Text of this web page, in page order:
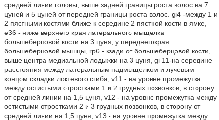
средней линии головы, выше задней границы роста волос на 7
цуней и 5 цуней от передней границы роста волос, gi4 -между 1 и
2 пястными костями ближе к середине 2 пястной кости в ямке,
е36 - ниже верхнего края латерального мыщелка
большеберцовой кости на 3 цуня, у переднегокрая
большеберцовой мышцы, rp6 - кзади от большеберцовой кости,
выше центра медиальной лодыжки на 3 цуня, gi 11-на середине
расстояния между латеральным надмыщелком и лучевым
концом складки локтевого сгиба, v11 - на уровне промежутка
между остистыми отростками 1 и 2 грудных позвонков, в сторону
от средней линии на 1,5 цуня, v12 - на уровне промежутка между
остистыми отростками 2 и 3 грудных позвонков, в сторону от
средней линии на 1,5 цуня, v13 - на уровне промежутка между